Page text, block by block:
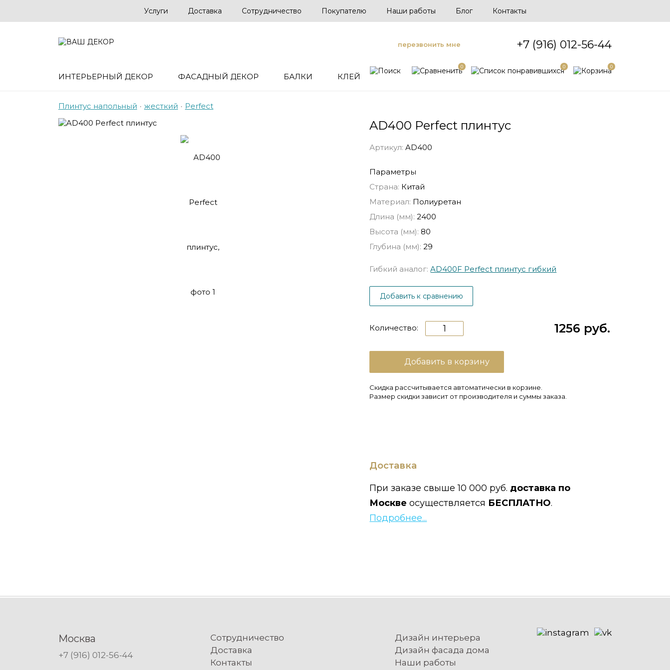
Услуги Доставка Сотрудничество Покупателю Наши работы Блог Контакты
перезвонить мне +7 (916) 012-56-44
ИНТЕРЬЕРНЫЙ ДЕКОР ФАСАДНЫЙ ДЕКОР БАЛКИ КЛЕЙ
0 0 0
Плинтус напольный • жесткий • Perfect
AD400 Perfect плинтус
Артикул: AD400
Параметры
Страна: Китай
Материал: Полиуретан
Длина (мм): 2400
Высота (мм): 80
Глубина (мм): 29
Гибкий аналог:AD400F Perfect плинтус гибкий
Добавить к сравнению
1256 руб.
Количество:
Добавить в корзину
Скидка рассчитывается автоматически в корзине.
Размер скидки зависит от производителя и суммы заказа.
Доставка
При заказе свыше 10 000 руб. доставка по
Москве осуществляется БЕСПЛАТНО.
Подробнее...
Москва
+7 (916) 012-56-44
Сотрудничество
Доставка
Контакты
Дизайн интерьера
Дизайн фасада дома
Наши работы